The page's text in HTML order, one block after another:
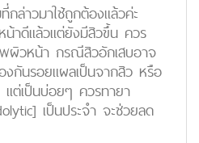
ล่าวมาใช้ถูกต้องแล้วค่ะ
าดีแล้วแต่ยังมีสิวขึ้น ควร
ผิวหน้า กรณีสิวอักเสบอาจ
งกันรอยแผลเป็นจากสิว หรือ
ต่เป็นบ่อยๆ ควรทายา
เป็นประจำ จะช่วยลด